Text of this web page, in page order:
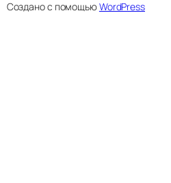
Создано с помощьюWordPress